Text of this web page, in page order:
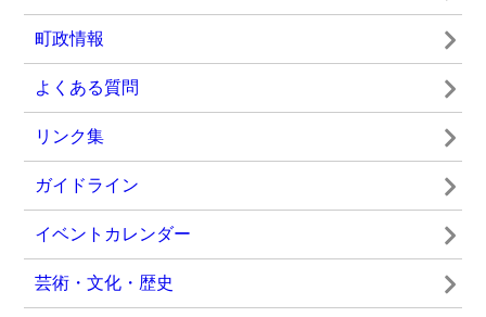
入札結果
生誕100年 森英恵氏 バイタルタイプ 開催
町政情報
よくある質問
リンク集
ガイドライン
イベントカレンダー
芸術・文化・歴史